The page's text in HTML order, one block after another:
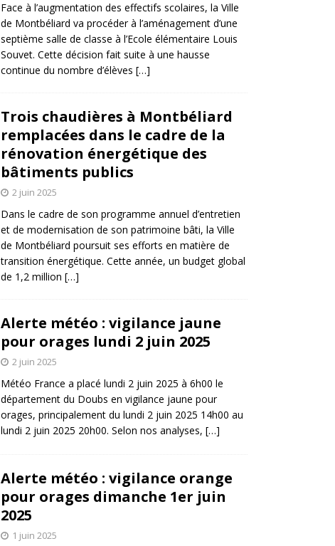
Face à l’augmentation des effectifs scolaires, la Ville
de Montbéliard va procéder à l’aménagement d’une
septième salle de classe à l’Ecole élémentaire Louis
Souvet. Cette décision fait suite à une hausse
continue du nombre d’élèves […]
Trois chaudières à Montbéliard
remplacées dans le cadre de la
rénovation énergétique des
bâtiments publics
2 juin 2025
Dans le cadre de son programme annuel d’entretien
et de modernisation de son patrimoine bâti, la Ville
de Montbéliard poursuit ses efforts en matière de
transition énergétique. Cette année, un budget global
de 1,2 million […]
Alerte météo : vigilance jaune
pour orages lundi 2 juin 2025
2 juin 2025
Météo France a placé lundi 2 juin 2025 à 6h00 le
département du Doubs en vigilance jaune pour
orages, principalement du lundi 2 juin 2025 14h00 au
lundi 2 juin 2025 20h00. Selon nos analyses, […]
Alerte météo : vigilance orange
pour orages dimanche 1er juin
2025
1 juin 2025